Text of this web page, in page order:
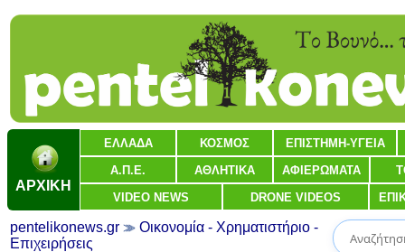
ΑΡΧΙΚΗ
ΕΛΛΑΔΑ ΚΟΣΜΟΣ ΕΠΙΣΤΗΜΗ-ΥΓΕΙΑ
Α.Π.Ε. ΑΘΛΗΤΙΚΑ ΑΦΙΕΡΩΜΑΤΑ
VIDEO NEWS DRONE VIDEOS
pentelikonews.gr
Οικονομία - Χρηματιστήριο -
Επιχειρήσεις